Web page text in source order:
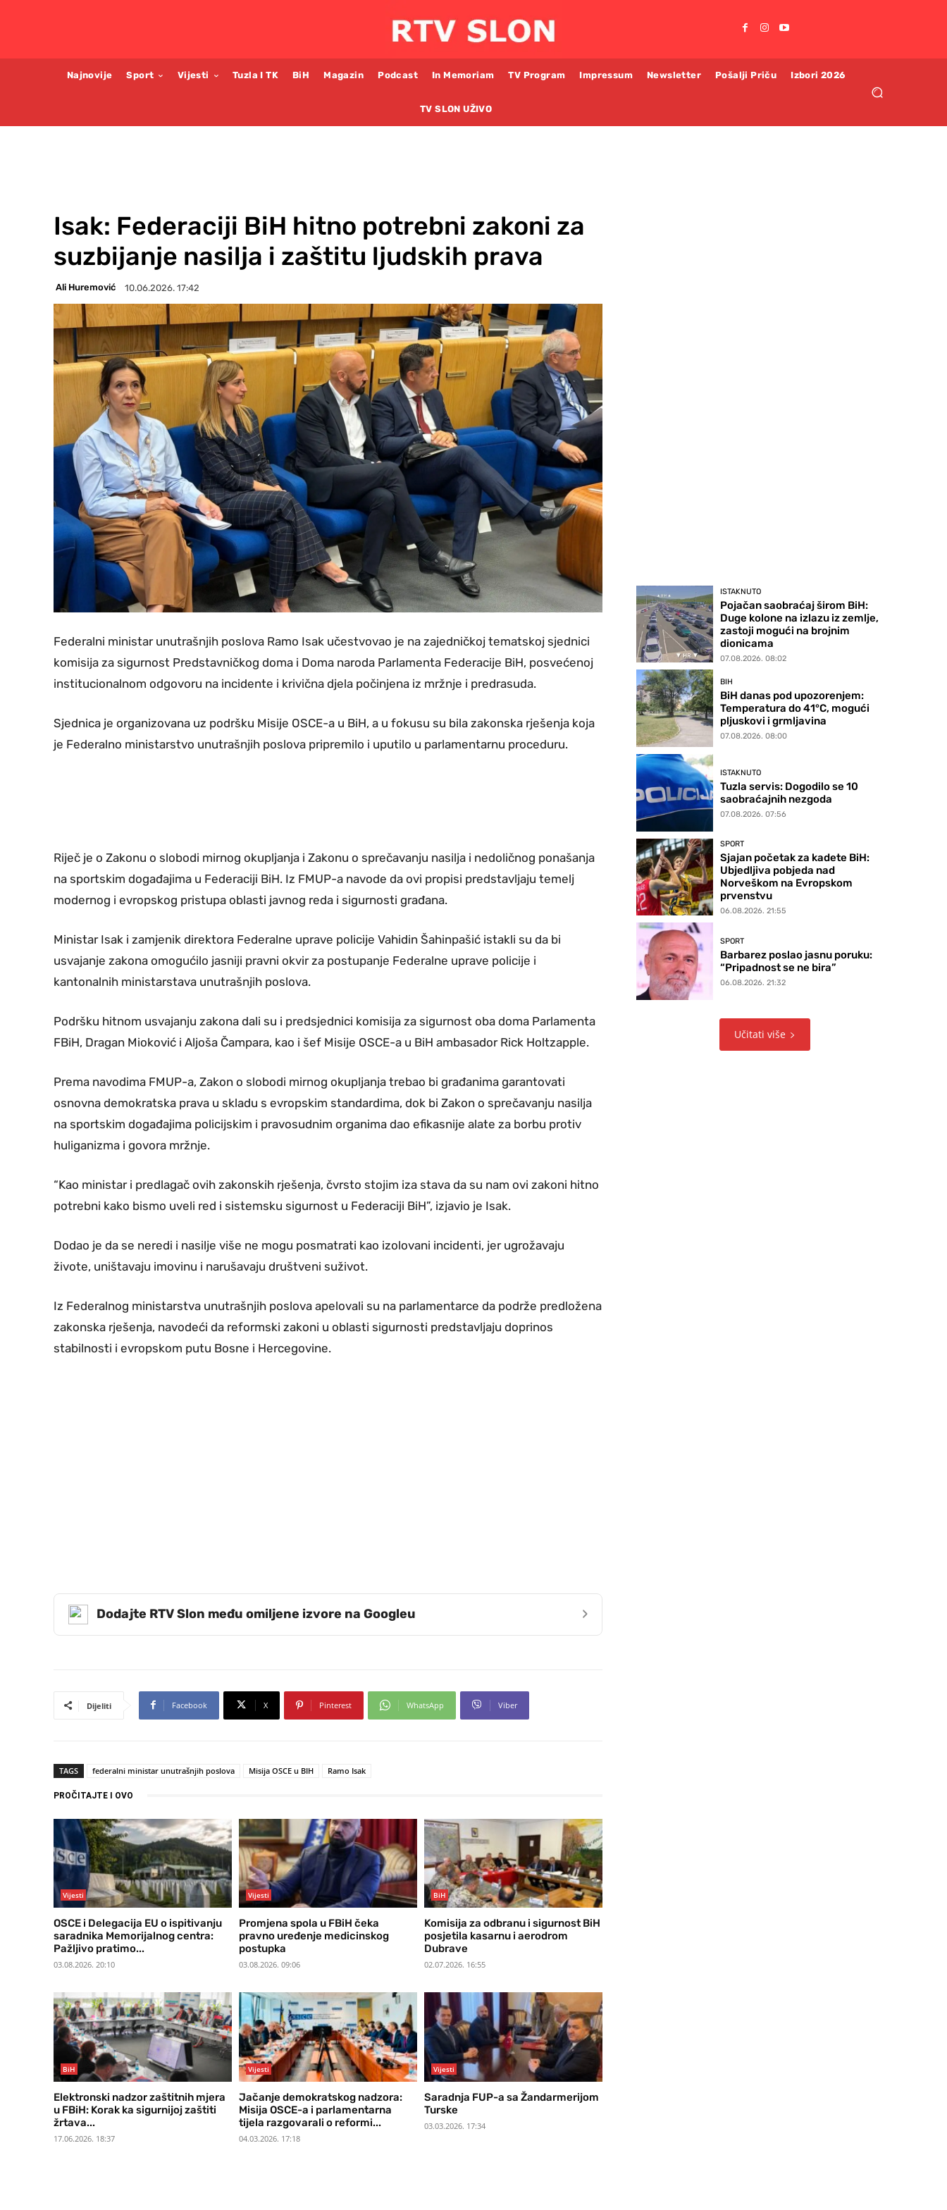
Najnovije Sport Vijesti Tuzla I TK BiH Magazin Podcast In Memoriam TV Program Impressum Newsletter Pošalji Priču Izbori 2026
TV SLON UŽIVO
Isak: Federaciji BiH hitno potrebni zakoni za
suzbijanje nasilja i zaštitu ljudskih prava
Ali Huremović 10.06.2026. 17:42
Federalni ministar unutrašnjih poslova Ramo Isak učestvovao je na zajedničkoj tematskoj sjednici
komisija za sigurnost Predstavničkog doma i Doma naroda Parlamenta Federacije BiH, posvećenoj
institucionalnom odgovoru na incidente i krivična djela počinjena iz mržnje i predrasuda.
Sjednica je organizovana uz podršku Misije OSCE-a u BiH, a u fokusu su bila zakonska rješenja koja
je Federalno ministarstvo unutrašnjih poslova pripremilo i uputilo u parlamentarnu proceduru.
Riječ je o Zakonu o slobodi mirnog okupljanja i Zakonu o sprečavanju nasilja i nedoličnog ponašanja
na sportskim događajima u Federaciji BiH. Iz FMUP-a navode da ovi propisi predstavljaju temelj
modernog i evropskog pristupa oblasti javnog reda i sigurnosti građana.
Ministar Isak i zamjenik direktora Federalne uprave policije Vahidin Šahinpašić istakli su da bi
usvajanje zakona omogućilo jasniji pravni okvir za postupanje Federalne uprave policije i
kantonalnih ministarstava unutrašnjih poslova.
Podršku hitnom usvajanju zakona dali su i predsjednici komisija za sigurnost oba doma Parlamenta
FBiH, Dragan Mioković i Aljoša Čampara, kao i šef Misije OSCE-a u BiH ambasador Rick Holtzapple.
Prema navodima FMUP-a, Zakon o slobodi mirnog okupljanja trebao bi građanima garantovati
osnovna demokratska prava u skladu s evropskim standardima, dok bi Zakon o sprečavanju nasilja
na sportskim događajima policijskim i pravosudnim organima dao efikasnije alate za borbu protiv
huliganizma i govora mržnje.
“Kao ministar i predlagač ovih zakonskih rješenja, čvrsto stojim iza stava da su nam ovi zakoni hitno
potrebni kako bismo uveli red i sistemsku sigurnost u Federaciji BiH”, izjavio je Isak.
Dodao je da se neredi i nasilje više ne mogu posmatrati kao izolovani incidenti, jer ugrožavaju
živote, uništavaju imovinu i narušavaju društveni suživot.
Iz Federalnog ministarstva unutrašnjih poslova apelovali su na parlamentarce da podrže predložena
zakonska rješenja, navodeći da reformski zakoni u oblasti sigurnosti predstavljaju doprinos
stabilnosti i evropskom putu Bosne i Hercegovine.
Dodajte RTV Slon među omiljene izvore na Googleu ›
Dijeliti Facebook X Pinterest WhatsApp Viber
TAGS federalni ministar unutrašnjih poslova Misija OSCE u BIH Ramo Isak
PROČITAJTE I OVO
Vijesti
OSCE i Delegacija EU o ispitivanju
saradnika Memorijalnog centra:
Pažljivo pratimo...
03.08.2026. 20:10
Vijesti
Promjena spola u FBiH čeka
pravno uređenje medicinskog
postupka
03.08.2026. 09:06
BiH
Komisija za odbranu i sigurnost BiH
posjetila kasarnu i aerodrom
Dubrave
02.07.2026. 16:55
BiH
Elektronski nadzor zaštitnih mjera
u FBiH: Korak ka sigurnijoj zaštiti
žrtava...
17.06.2026. 18:37
Vijesti
Jačanje demokratskog nadzora:
Misija OSCE-a i parlamentarna
tijela razgovarali o reformi...
04.03.2026. 17:18
Vijesti
Saradnja FUP-a sa Žandarmerijom
Turske
03.03.2026. 17:34
ISTAKNUTO
Pojačan saobraćaj širom BiH:
Duge kolone na izlazu iz zemlje,
zastoji mogući na brojnim
dionicama
07.08.2026. 08:02
BIH
BiH danas pod upozorenjem:
Temperatura do 41°C, mogući
pljuskovi i grmljavina
07.08.2026. 08:00
ISTAKNUTO
Tuzla servis: Dogodilo se 10
saobraćajnih nezgoda
07.08.2026. 07:56
SPORT
Sjajan početak za kadete BiH:
Ubjedljiva pobjeda nad
Norveškom na Evropskom
prvenstvu
06.08.2026. 21:55
SPORT
Barbarez poslao jasnu poruku:
“Pripadnost se ne bira”
06.08.2026. 21:32
Učitati više